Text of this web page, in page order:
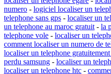
numero - logiciel localiser un
telephone sans gps - localiser un
un telephone au maroc gratuit - la
telephone vole - localiser un
comment localiser un numero de
localiser un telephone
perdu samsung - localiser un
localiser un telephone htc -